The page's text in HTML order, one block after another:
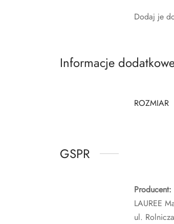
Dodaj je
Informacje
ROZMIAR
GSPR
Producent:
LAUREE
ul.